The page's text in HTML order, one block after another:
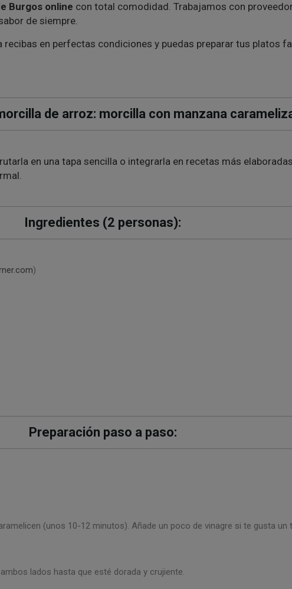
Burgos online con total comodidad. Trabajamos con
de siempre.
en perfectas condiciones y puedas preparar tus platos
de arroz: morcilla con manzana
en una tapa sencilla o integrarla en recetas más
Ingredientes (2 personas):
)
Preparación paso a paso:
(unos 10-12 minutos). Añade un poco de vinagre si te gusta un
lados hasta que esté dorada y crujiente.